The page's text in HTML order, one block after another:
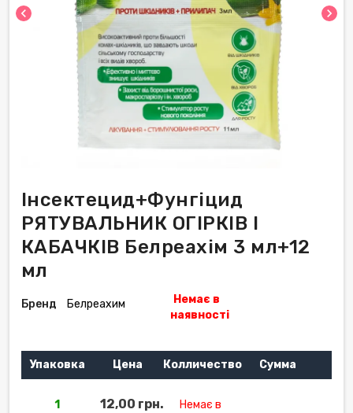
chevron_left chevron_right
Інсектецид+Фунгіцид
РЯТУВАЛЬНИК ОГІРКІВ І
КАБАЧКІВ Белреахім 3 мл+12
мл
Бренд Белреахим
Немає в
наявності
Упаковка Цена Колличество Сумма
1 12,00 грн.
Немає в